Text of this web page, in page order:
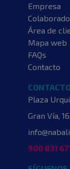
Plaza
Gran Vía,
900 831
Empresa
Área de
Mapa web
FAQs
Contacto